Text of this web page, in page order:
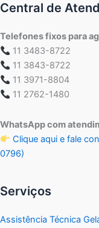
Central de
Telefones fixos para
11 3483-8722
11 3843-8722
11 3971-8804
11 2762-1480
WhatsApp com
Clique aqui e fale
0796)
Serviços
Assistência Técnica